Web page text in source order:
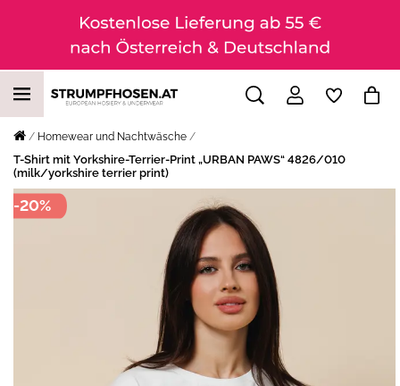
Homewear und Nachtwäsche
T-Shirt mit Yorkshire-Terrier-Print „URBAN PAWS“ 4826/010
(milk/yorkshire terrier print)
-20%